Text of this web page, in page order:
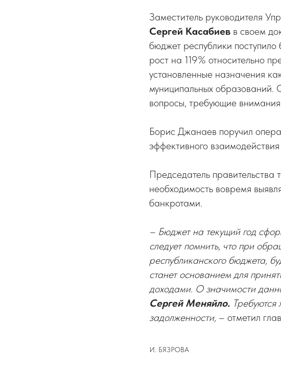
Заместитель руководителя
Сергей Касабиев в своем
бюджет республики
рост на 119% относительно
установленные назначения
муниципальных образований.
вопросы, требующие
Борис Джанаев поручил
эффективного
Председатель
необходимость вовремя
банкротами.
– Бюджет на текущий год
следует помнить, что при
республиканского бюджета,
станет основанием для
доходами. О значимости
Сергей Меняйло.
задолженности, – отметил
И. БЯЗРОВА